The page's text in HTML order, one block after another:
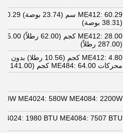
(38.31 بوصة)
(287.00 رطلاً)
محركات ME484: 64.00 كجم (141.00 رطلا) بدون محركات
ME4024: 580W ME4084: 2200W
1980 BTU ME4084: 7507 BTU